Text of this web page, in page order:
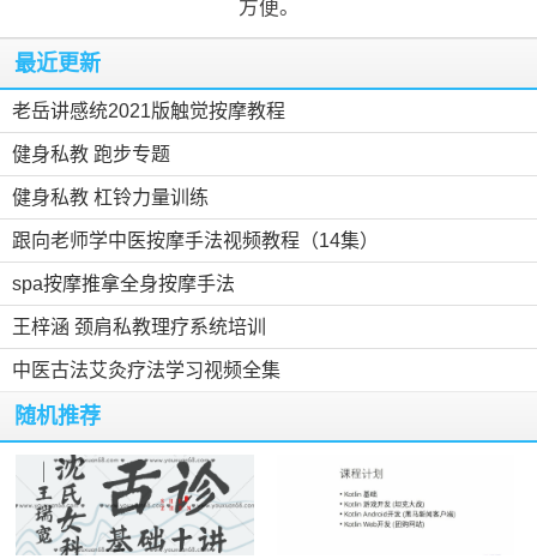
方便。
最近更新
老岳讲感统2021版触觉按摩教程
健身私教 跑步专题
健身私教 杠铃力量训练
跟向老师学中医按摩手法视频教程（14集）
spa按摩推拿全身按摩手法
王梓涵 颈肩私教理疗系统培训
中医古法艾灸疗法学习视频全集
随机推荐